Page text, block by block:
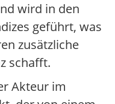
wird in den
geführt, was
zusätzliche
schafft.
Akteur im